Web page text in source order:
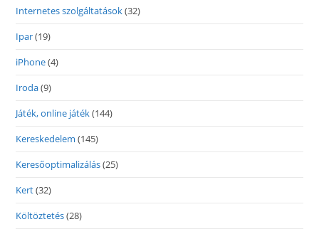
Internetes szolgáltatások(32)
Ipar(19)
iPhone(4)
Iroda(9)
Játék, online játék(144)
Kereskedelem (145)
Keresőoptimalizálás(25)
Kert(32)
Költöztetés(28)